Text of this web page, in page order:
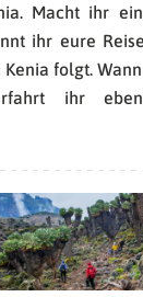
Macht ihr
ihr eure
folgt.
ihr